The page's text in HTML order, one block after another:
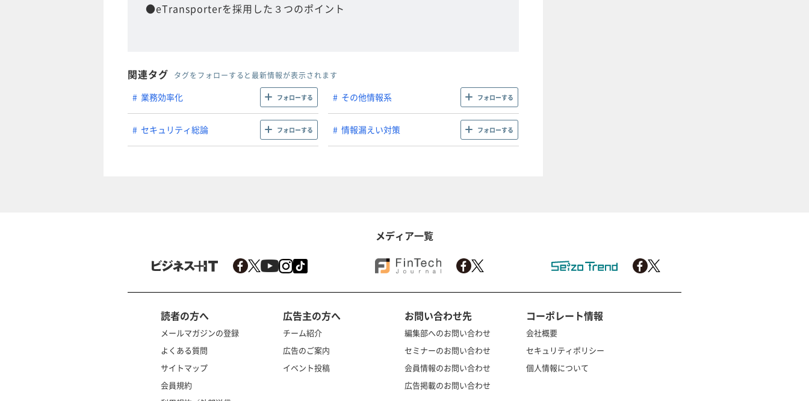
●eTransporterを採用した３つのポイント
関連タグ タグをフォローすると最新情報が表示されます
業務効率化 フォローする その他情報系 フォローする
セキュリティ総論 フォローする 情報漏えい対策 フォローする
メディア一覧
読者の方へ
メールマガジンの登録
よくある質問
サイトマップ
会員規約
広告主の方へ
チーム紹介
広告のご案内
イベント投稿
お問い合わせ先
編集部へのお問い合わせ
セミナーのお問い合わせ
会員情報のお問い合わせ
広告掲載のお問い合わせ
コーポレート情報
会社概要
セキュリティポリシー
個人情報について